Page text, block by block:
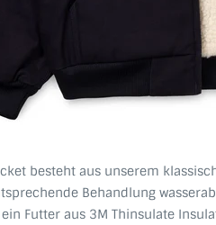
besteht aus unserem
Behandlung
Futter aus 3M Thinsulate